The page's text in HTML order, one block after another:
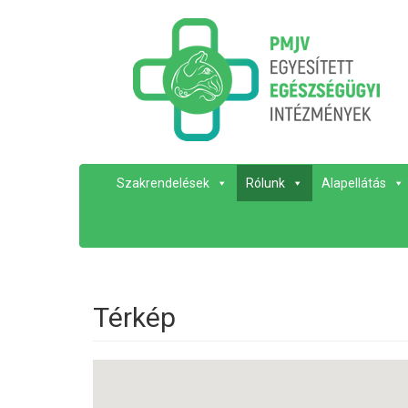
Szakrendelések Rólunk Alapellátás
Térkép